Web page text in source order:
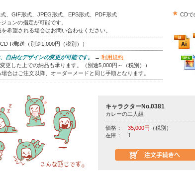
、GIF形式、JPEG形式、EPS形式、PDF形式
ョンの指定が可能です。
希望される場合はお問い合わせください。
R郵送（別途1,000円（税別））
自由なデザインの変更が可能です。 →利用規約
更した上での納品も承ります。（別途5,000円～（税別））
合はご注文以降、オーダーメードと同じ手順となります。
CDで
キャラクターNo.0381
カレーの二人組
価格： 35,000円 （税別）
在庫：
1